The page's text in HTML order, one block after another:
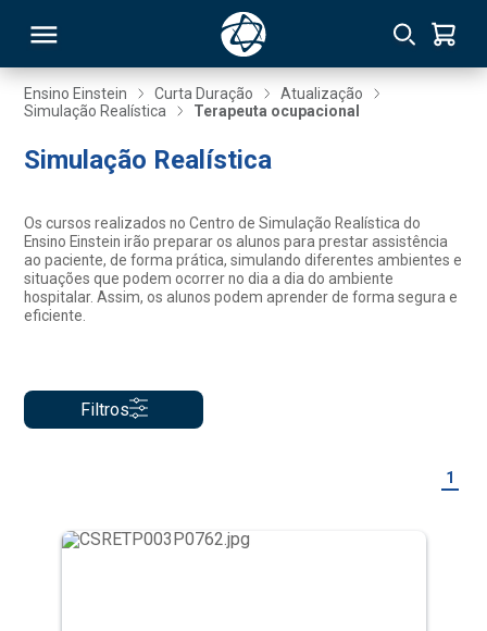
Ensino Einstein Curta Duração
Atualização
Simulação Realística
Terapeuta ocupacional
Simulação Realística
Os cursos realizados no Centro de Simulação Realística do
Ensino Einstein irão preparar os alunos para prestar assistência
ao paciente, de forma prática, simulando diferentes ambientes e
situações que podem ocorrer no dia a dia do ambiente
hospitalar. Assim, os alunos podem aprender de forma segura e
eficiente.
Filtros
1